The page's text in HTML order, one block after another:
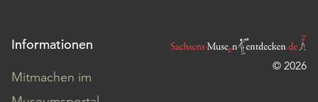
Informationen
Mitmachen im
© 2026